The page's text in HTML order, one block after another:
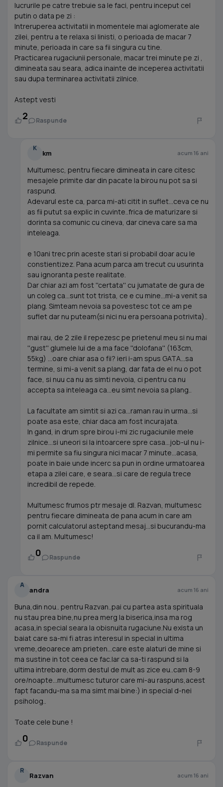
lucrurile pe catre trebuie sa le faci, pentru inceput cel
putin o data pe zi :
Intreruperea activitatii in momentele mai aglomerate ale
zilei, pentru a te relaxa si linisti, o perioada de macar 7
minute, perioada in care sa fii singura cu tine.
Practicarea rugaciunii personale, macar trei minute pe zi ,
dimineata sau seara, adica inainte de inceperea activitatii
sau dupa terminarea activitatii zilnice.
Astept vesti
2 Raspunde
K
km acum 16 ani
Multumesc, pentru fiecare dimineata in care citesc
mesajele primite dar din pacate la birou nu pot sa si
raspund.
Adevarul este ca, parca mi-ati citit in suflet...ceva ce nu
as fii putut sa explic in cuvinte..frica de maturizare si
dorinta sa comunic cu cineva, dar cineva care sa ma
inteleaga.
e 10ani trec prin aceste stari si probabil doar acu le
constientizez. Pana acum parca am trecut cu usurinta
sau ignoranta peste realitate.
Dar chiar azi am fost ''certata'' cu jumatate de gura de
un coleg ca...sunt tot trista, ce e cu mine...mi-a venit sa
plang. Simteam nevoia sa povestesc tot ce am pe
suflet dar nu puteam(si nici nu era persoana potrivita)..
mai rau, de 2 zile il repezesc pe prietenul meu si nu mai
''gust'' glumele lui de a ma face ''dolofana'' (163cm,
55kg) ...oare chiar asa o fii? ieri i-am spus GATA...sa
termine, si mi-a venit sa plang, dar fata de el nu o pot
face, si nuu ca nu as simti nevoia, ci pentru ca nu
accepta sa inteleaga ca...eu simt nevoia sa plang..
La facultate am simtit si azi ca...raman rau in urma...si
poate asa este, chiar daca am fost incurajata.
In gand, in drum spre birou i-mi zic rugaciunile mele
zilnice...si uneori si la intoarcere spre casa...job-ul nu i-
mi permite sa fiu singura nici macar 7 minute...acasa,
poate in baie unde incerc sa pun in ordine urmatoarea
etapa a zilei care, e seara...si care de regula trece
incredibil de repede.
Multumesc frumos ptr mesaje dl. Razvan, multumesc
pentru fiecare dimineata de pana acum in care am
pornit calculatorul asteptand mesaj...si bucurandu-ma
ca il am. Multumesc!
0 Raspunde
A
andra acum 16 ani
Buna,din nou.. pentru Razvan..pai cu partea asta spirituala
nu stau prea bine,nu prea merg la biserica,insa ma rog
acasa,in special seara la obisnuita rugaciune.Nu exista un
baiat care sa-mi fi atras interesul in special in ultima
vreme,deoarece am prieten...care este alaturi de mine si
ma sustine in tot ceea ce fac.Iar ca sa-ti raspund si la
ultima intrebare,dorm destul de mult as zice eu..cam 8-9
ore/noapte...multumesc tuturor care mi-au raspuns,acest
fapt facandu-ma sa ma simt mai bine:) in special d-nei
psiholog..
Toate cele bune !
0 Raspunde
R
Razvan acum 16 ani